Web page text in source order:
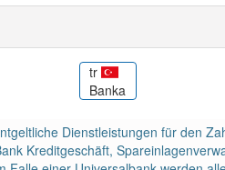
tr
Banka
Dienstleistungen für den
Kreditgeschäft,